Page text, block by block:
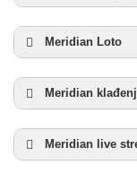
Meridian Loto
Meridian
Meridian live